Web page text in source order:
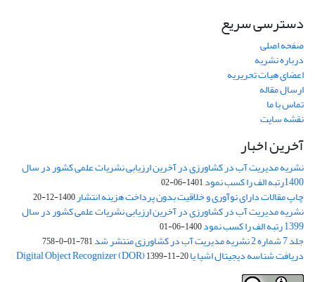
دسترسی سریع
صفحه اصلی
درباره نشریه
اعضای هیات تحریریه
ارسال مقاله
تماس با ما
نقشه سایت
آخرین اخبار
نشریه مدیریت آب در کشاورزی در آخرین ارزیابی نشریات علمی کشور در سال
1400رتبه الف را کسب نمود 1401-06-02
چاپ مقالات دارای نوآوری و خلاقیت بدون پرداخت هزینه انتشار1400-12-20
نشریه مدیریت آب در کشاورزی در آخرین ارزیابی نشریات علمی کشور در سال
1399 رتبه الف را کسب نمود 1400-06-01
جلد 7 شماره 2 نشریه مدیریت آب در کشاورزی منتشر شد 781-01-0-758
دریافت شناسه دیجیتال اشیا یا Digital Object Recognizer (DOR)1399-11-20